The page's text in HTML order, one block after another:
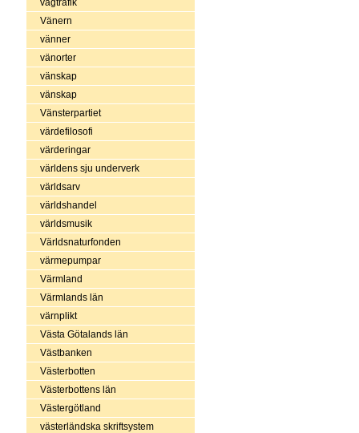
vägtrafik
Vänern
vänner
vänorter
vänskap
vänskap
Vänsterpartiet
värdefilosofi
värderingar
världens sju underverk
världsarv
världshandel
världsmusik
Världsnaturfonden
värmepumpar
Värmland
Värmlands län
värnplikt
Västa Götalands län
Västbanken
Västerbotten
Västerbottens län
Västergötland
västerländska skriftsystem